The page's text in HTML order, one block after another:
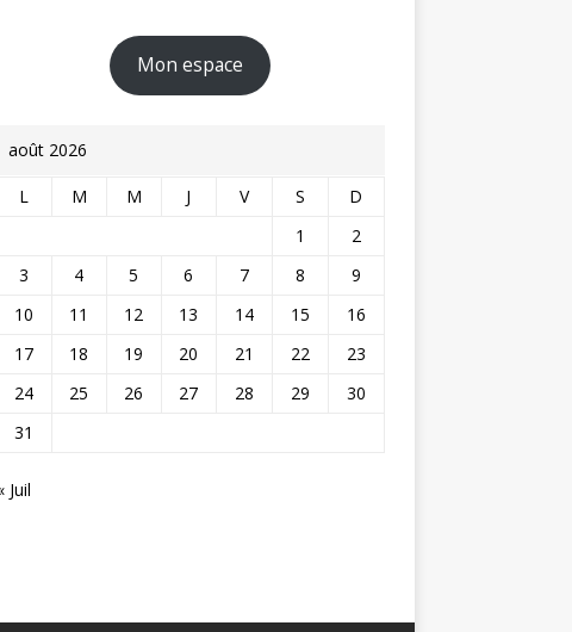
Mon espace
août 2026
L M M J V S
D
1
2
3
4 5 6 7 8
9
10
11 12 13 14 15
16
17
18 19 20 21 22
23
24
25 26 27 28 29
30
31
Juil